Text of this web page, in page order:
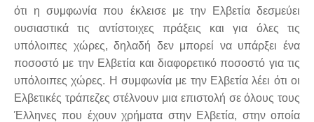
ότι η συμφωνία που έκλεισε με την Ελβετία δεσμεύει
ουσιαστικά τις αντίστοιχες πράξεις και για όλες τις
υπόλοιπες χώρες, δηλαδή δεν μπορεί να υπάρξει ένα
ποσοστό με την Ελβετία και διαφορετικό ποσοστό για τις
υπόλοιπες χώρες. Η συμφωνία με την Ελβετία λέει ότι οι
Ελβετικές τράπεζες στέλνουν μια επιστολή σε όλους τους
Έλληνες που έχουν χρήματα στην Ελβετία, στην οποία